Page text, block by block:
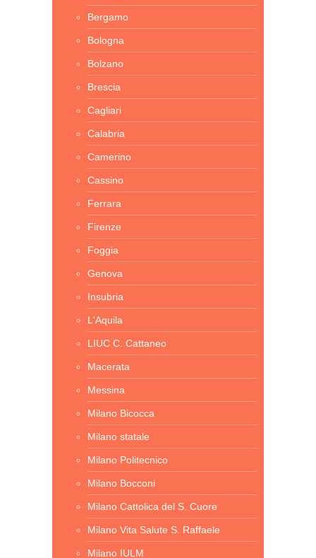
Bergamo
Bologna
Bolzano
Brescia
Cagliari
Calabria
Camerino
Cassino
Ferrara
Firenze
Foggia
Genova
Insubria
L'Aquila
LIUC C. Cattaneo
Macerata
Messina
Milano Bicocca
Milano statale
Milano Politecnico
Milano Bocconi
Milano Cattolica del S. Cuore
Milano Vita Salute S. Raffaele
Milano IULM